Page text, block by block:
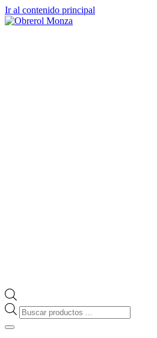
Ir al contenido principal
Búsqueda
de